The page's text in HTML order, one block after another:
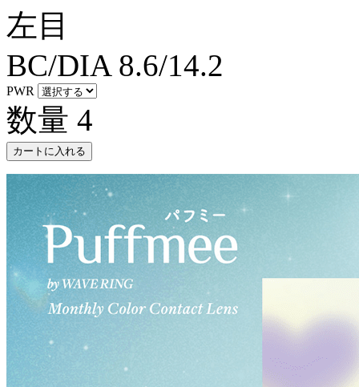
左目
BC/DIA 8.6/14.2
PWR
数量 4
カートに入れる